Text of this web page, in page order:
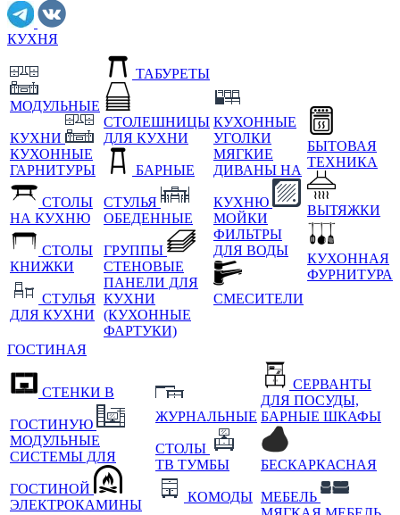
КУХНЯ
МОДУЛЬНЫЕ
КУХНИ
КУХОННЫЕ
ГАРНИТУРЫ
СТОЛЫ
НА КУХНЮ
СТОЛЫ
КНИЖКИ
СТУЛЬЯ
ДЛЯ КУХНИ
ТАБУРЕТЫ
СТОЛЕШНИЦЫ
ДЛЯ КУХНИ
БАРНЫЕ
СТУЛЬЯ
ОБЕДЕННЫЕ
ГРУППЫ
СТЕНОВЫЕ
ПАНЕЛИ ДЛЯ
КУХНИ
(КУХОННЫЕ
ФАРТУКИ)
КУХОННЫЕ
УГОЛКИ
МЯГКИЕ
ДИВАНЫ НА
КУХНЮ
МОЙКИ
ФИЛЬТРЫ
ДЛЯ ВОДЫ
СМЕСИТЕЛИ
БЫТОВАЯ
ТЕХНИКА
ВЫТЯЖКИ
КУХОННАЯ
ФУРНИТУРА
ГОСТИНАЯ
СТЕНКИ В
ГОСТИНУЮ
МОДУЛЬНЫЕ
СИСТЕМЫ ДЛЯ
ГОСТИНОЙ
ЭЛЕКТРОКАМИНЫ
ЖУРНАЛЬНЫЕ
СТОЛЫ
ТВ ТУМБЫ
КОМОДЫ
СЕРВАНТЫ
ДЛЯ ПОСУДЫ,
БАРНЫЕ ШКАФЫ
БЕСКАРКАСНАЯ
МЕБЕЛЬ